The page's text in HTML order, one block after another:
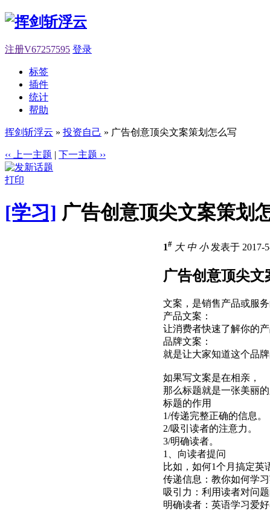
注册V67257595 登录
标签
插件
统计
帮助
挥剑斩浮云 » 投资自己 » 广告创意顶尖文案策划怎么写
‹‹ 上一主题 | 下一主题 ››
打印
[学习] 广告创意顶尖文案策划
1# 大 中 小发表于 2017-
广告创意顶尖文
文案，是销售产品或服务
产品文案：
让消费者快速了解你的
品牌文案：
就是让大家知道这个品
如果写文案是在相亲，
那么标题就是一张美丽的
标题的作用
1/传递完整正确的信息。
2/吸引读者的注意力。
3/明确读者。
1、向读者提问
比如，如何1个月搞定英
传递信息：教你如何学习
吸引力：利用读者对问题
明确读者：英语学习爱好